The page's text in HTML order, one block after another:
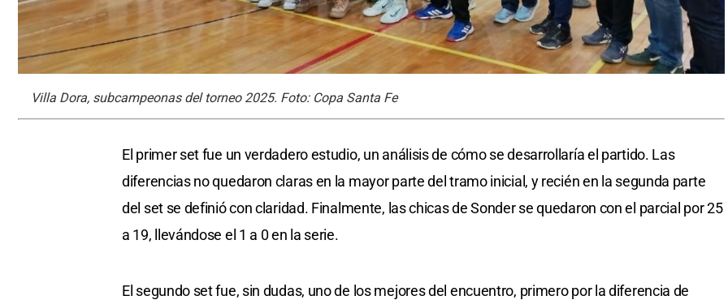
Villa Dora, subcampeonas del torneo 2025. Foto: Copa Santa Fe
El primer set fue un verdadero estudio, un análisis de cómo se desarrollaría el partido. Las
diferencias no quedaron claras en la mayor parte del tramo inicial, y recién en la segunda parte
del set se definió con claridad. Finalmente, las chicas de Sonder se quedaron con el parcial por 25
a 19, llevándose el 1 a 0 en la serie.
El segundo set fue, sin dudas, uno de los mejores del encuentro, primero por la diferencia de